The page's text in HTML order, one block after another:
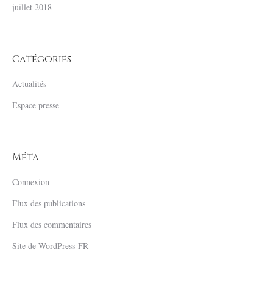
juillet 2018
Catégories
Actualités
Espace presse
Méta
Connexion
Flux des publications
Flux des commentaires
Site de WordPress-FR